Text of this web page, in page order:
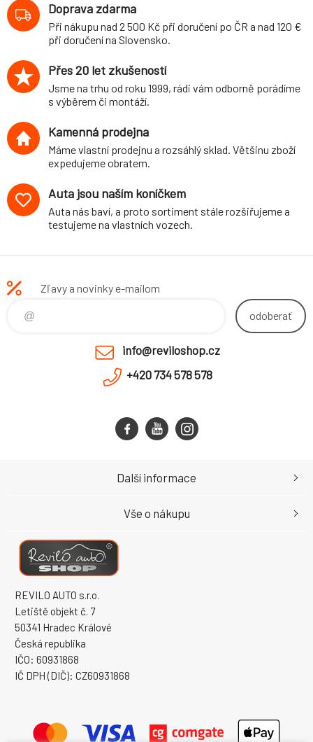
Doprava zdarma
Při nákupu nad 2 500 Kč při doručení po ČR a nad 120 €
při doručení na Slovensko.
Přes 20 let zkušeností
Jsme na trhu od roku 1999, rádi vám odborně porádíme
s výběrem či montáží.
Kamenná prodejna
Máme vlastní prodejnu a rozsáhlý sklad. Většinu zboží
expedujeme obratem.
Auta jsou naším koníčkem
Auta nás baví, a proto sortiment stále rozšiřujeme a
testujeme na vlastních vozech.
Zľavy a novinky e-mailom
odoberať
info@reviloshop.cz
+420 734 578 578
REVILO AUTO s.r.o.
Letiště objekt č. 7
50341 Hradec Králové
Česká republika
IČO: 60931868
IČ DPH (DIČ): CZ60931868
Další informace
Vše o nákupu